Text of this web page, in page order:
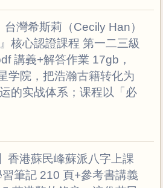
灣希斯莉（Cecily Han）
核心認證課程 第一二三級
講義+解答作業 17gb，
学院，把浩瀚古籍转化为
的实战体系；课程以「必
香港蘇民峰蘇派八字上課
筆記 210 頁+參考書講義